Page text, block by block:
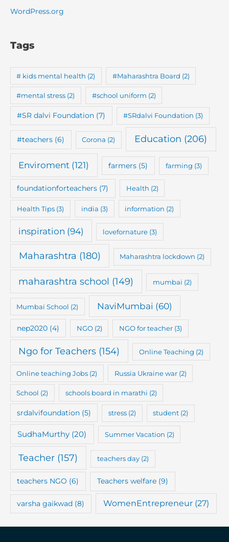
WordPress.org
Tags
# kids mental health (2) #Maharashtra Board (2)
#mental stress (2) #school uniform (2)
#SR dalvi Foundation (7) #SRdalvi Foundation (3)
#teachers (6) Corona (2) Education (206)
Enviroment (121) farmers (5) farming (3)
foundationforteachers (7) Health (2)
Health Tips(3) india (3) information (2)
inspiration (94) lovefornature (3)
Maharashtra (180) Maharashtra lockdown (2)
maharashtra school (149) mumbai (2)
Mumbai School (2) NaviMumbai (60)
nep2020(4) NGO(2) NGO for teacher (3)
Ngo for Teachers (154) Online Teaching (2)
Online teaching Jobs (2) Russia Ukraine war(2)
School (2) schools board in marathi (2)
srdalvifoundation (5) stress (2) student (2)
SudhaMurthy (20) Summer Vacation (2)
Teacher (157) teachers day (2)
teachers NGO (6) Teachers welfare(9)
varsha gaikwad (8) WomenEntrepreneur (27)